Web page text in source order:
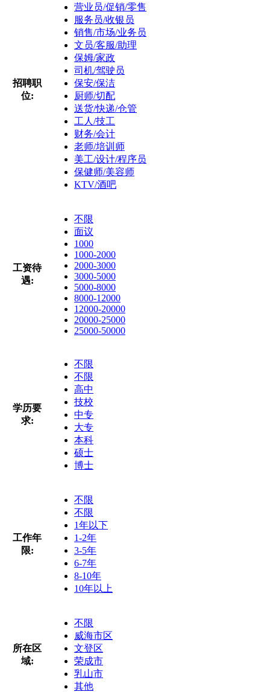
招聘职
位:
营业员/促销/零售
服务员/收银员
销售/市场/业务员
文员/客服/助理
保姆/家政
司机/驾驶员
保安/保洁
厨师/切配
送货/快递/仓管
工人/技工
财务/会计
老师/培训师
美工/设计/程序员
保健师/美容师
KTV/酒吧
工资待
遇:
不限
面议
1000
1000-2000
2000-3000
3000-5000
5000-8000
8000-12000
12000-20000
20000-25000
25000-50000
学历要
求:
不限
不限
高中
技校
中专
大专
本科
硕士
博士
工作年
限:
不限
不限
1年以下
1-2年
3-5年
6-7年
8-10年
10年以上
所在区
域:
不限
威海市区
文登区
荣成市
乳山市
其他